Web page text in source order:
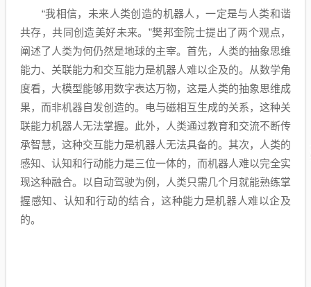
“我相信，未来人类创造的机器人，一定是与人类和谐
共存，共同创造美好未来。”樊邦奎院士提出了两个观点，
阐述了人类为何仍然是地球的主宰。首先，人类的抽象思维
能力、关联能力和交互能力是机器人难以企及的。从数学角
度看，大模型能够用数字表达万物，这是人类的抽象思维成
果，而非机器自发创造的。电与磁相互生成的关系，这种关
联能力机器人无法掌握。此外，人类通过教育和交流不断传
承智慧，这种交互能力是机器人无法具备的。其次，人类的
感知、认知和行动能力是三位一体的，而机器人难以完全实
现这种融合。以自动驾驶为例，人类只需几个月就能熟练掌
握感知、认知和行动的结合，这种能力是机器人难以企及
的。